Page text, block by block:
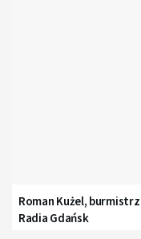
Roman Kużel,
Radia Gdańsk